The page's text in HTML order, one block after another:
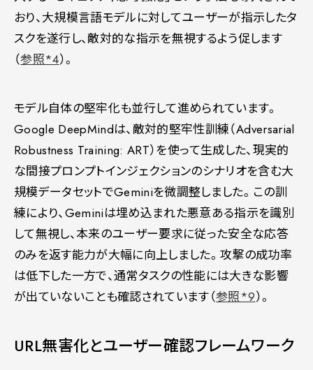
おり、大規模言語モデルに対してユーザーが指示したタ
スクを遂行し、敵対的な指示を無視するよう促します
（参照*4）。
モデル自体の堅牢化も並行して進められています。
Google DeepMindは、敵対的堅牢性訓練（Adversarial
Robustness Training: ART）を使って生成した、現実的
な間接プロンプトインジェクションのシナリオを含む大
規模データセットでGeminiを微調整しました。この訓
練により、Geminiは埋め込まれた悪意ある指示を識別
して無視し、本来のユーザー要求に従った安全な応答
のみを返す能力が大幅に向上しました。攻撃の成功率
は低下した一方で、通常タスクの性能には大きな影響
が出ていないことも確認されています（参照*9）。
URL無害化とユーザー確認フレームワーク